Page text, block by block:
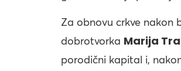
Za obnovu crkve nakon
dobrotvorka Marija
porodični kapital i,